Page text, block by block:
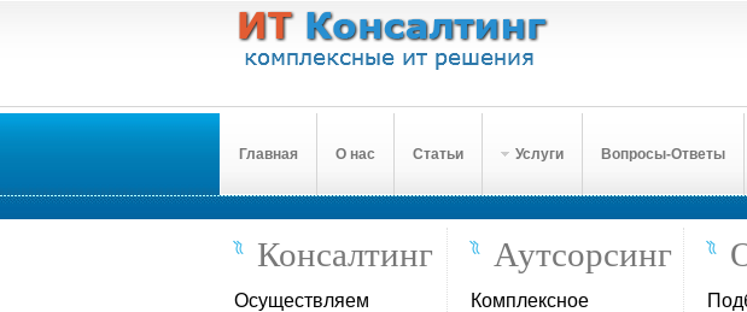
Главная О нас Статьи Услуги Вопросы-Ответы
Консалтинг
Осуществляем
Аутсорсинг
Комплексное